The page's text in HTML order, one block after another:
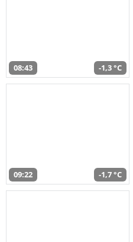
08:43 -1,3 °C
09:22 -1,7 °C